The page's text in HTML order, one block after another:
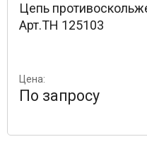
Цепь
Арт.TH 125103
Цена:
По запросу